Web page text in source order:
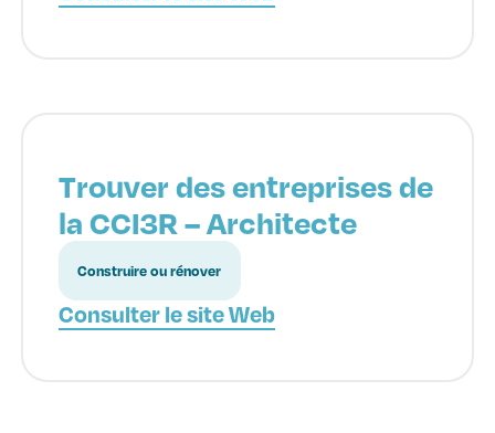
Trouver des entreprises de
la CCI3R – Architecte
Construire ou rénover
Consulter le site Web